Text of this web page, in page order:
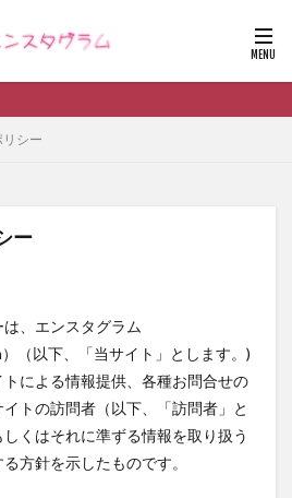
シー
ー
、エンスタグラム
（以下、「当サイト」とします。)
による情報提供、各種お問合せの
トの訪問者（以下、「訪問者」と
くはそれに準ずる情報を取り扱う
方針を示したものです。